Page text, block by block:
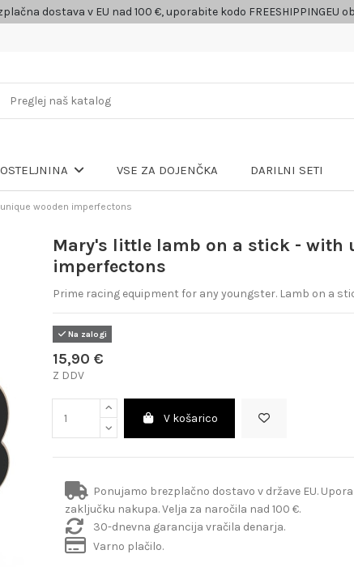
dostava v EU nad 100 €, uporabite kodo FREESHIPPINGEU
VSE ZA DOJENČKA DARILNI SETI
wooden imperfectons
Mary's little lamb on a stick - with
imperfectons
Prime racing equipment for any youngster. Lamb on a
Na zalogi
15,90 €
Z DDV
V košarico
Ponujamo brezplačno dostavo v države EU.
zaključku nakupa. Velja za naročila nad 100 €.
30-dnevna garancija vračila denarja.
Varno plačilo.